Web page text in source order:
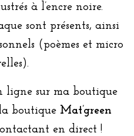
à l’encre noire.
sont présents, ainsi
(poèmes et micro
ligne sur ma boutique
boutique Mat’green
en direct !